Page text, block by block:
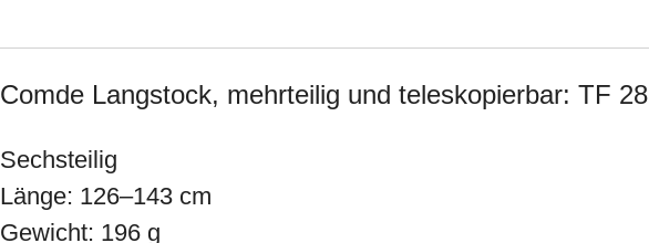
Comde Langstock, mehrteilig und teleskopierbar: TF 28
Sechsteilig
Länge: 126–143 cm
Gewicht: 196 g